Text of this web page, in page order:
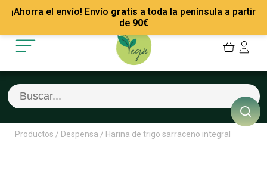
¡Ahorra el envío! Envío gratis a toda la península a partir
de 90€
Mis Pedidos
Mis favoritos
Cerrar sesión
Recetas
Empresas
Contacto
Productos / Despensa / Harina de trigo sarraceno integral